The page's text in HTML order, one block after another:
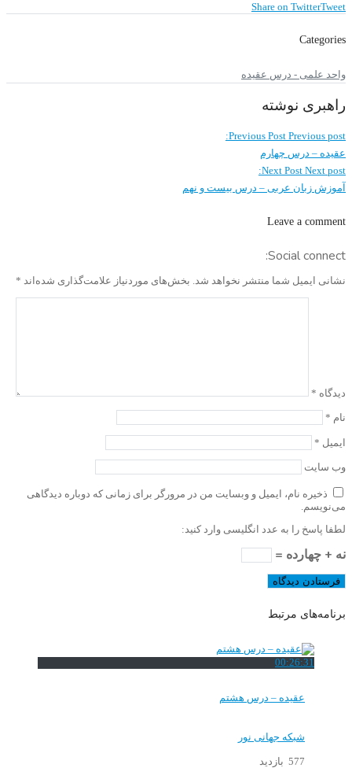
Share on TwitterTweet
Categories
واحد علمی - درس عقیده
راهبری نوشته
Previous Post Previous post:
عقیده – درس چهارم
Next Post Next post:
آموزش زبان عربی – درس بیست و نهم
Leave a comment
Social connect:
نشانی ایمیل شما منتشر نخواهد شد. بخش‌های موردنیاز علامت‌گذاری شده‌اند *
دیدگاه *
نام *
ایمیل *
وب‌ سایت
ذخیره نام، ایمیل و وبسایت من در مرورگر برای زمانی که دوباره دیدگاهی
می‌نویسم.
لطفا پاسخ را به عدد انگلیسی وارد کنید:
نه + چهارده =
برنامه‌های مرتبط
00:26:31
عقیده – درس هشتم
شبکه جهانی نور
577 بازدید